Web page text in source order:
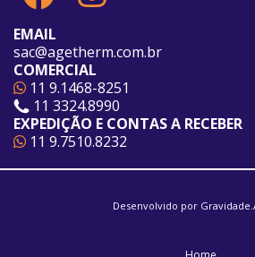
EMAIL
sac@agetherm.com.br
COMERCIAL
11 9.1468-8251
11 3324.8990
EXPEDIÇÃO E CONTAS A RECEBER
11 9.7510.8232
Desenvolvido por